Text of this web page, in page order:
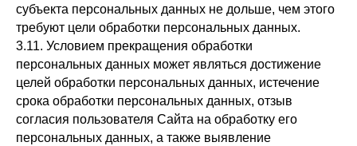
субъекта персональных данных не дольше, чем этого
требуют цели обработки персональных данных.
3.11. Условием прекращения обработки
персональных данных может являться достижение
целей обработки персональных данных, истечение
срока обработки персональных данных, отзыв
согласия пользователя Сайта на обработку его
персональных данных, а также выявление